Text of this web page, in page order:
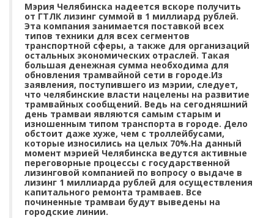
Мэрия Челябинска надеется вскоре получить
от ГТЛК лизинг суммой в 1 миллиард рублей.
Эта компания занимается поставкой всех
типов техники для всех сегментов
транспортной сферы, а также для организаций
остальных экономических отраслей. Такая
большая денежная сумма необходима для
обновления трамвайной сети в городе.Из
заявления, поступившего из мэрии, следует,
что челябинские власти нацелены на развитие
трамвайных сообщений. Ведь на сегодняшний
день трамваи являются самым старым и
изношенным типом транспорта в городе. Дело
обстоит даже хуже, чем с троллейбусами,
которые износились на целых 70%.На данный
момент мэрией Челябинска ведутся активные
переговорные процессы с государственной
лизинговой компанией по вопросу о выдаче в
лизинг 1 миллиарда рублей для осуществления
капитального ремонта трамваев. Все
починенные трамваи будут выведены на
городские линии.